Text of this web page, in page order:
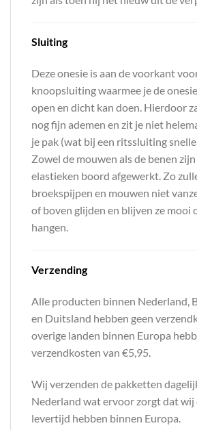
Sluiting
Deze onesie is aan de voorkant
knoopsluiting waarmee je de
open en dicht kan doen. Hierdoor
nog fijn ademen en zit je niet
je pak (wat bij een ritssluiting
Zowel de mouwen als de benen
elastieken boord afgewerkt. Zo
broekspijpen en mouwen niet
of boven glijden en blijven ze mooi
hangen.
Verzending
Alle producten binnen Nederland,
en Duitsland hebben geen
overige landen binnen Europa
verzendkosten van €5,95.
Wij verzenden de pakketten
Nederland wat ervoor zorgt dat wij
levertijd hebben binnen Europa.